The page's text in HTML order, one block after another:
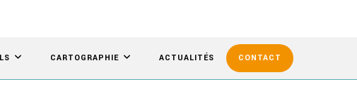
CARTOGRAPHIE ACTUALITÉS CONTACT